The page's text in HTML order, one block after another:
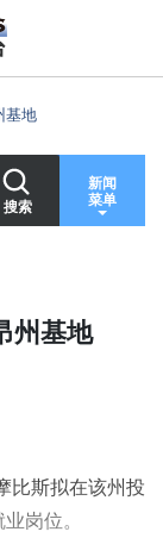
基地
搜索
新闻
菜单
州基地
比斯拟在该州投
岗位。